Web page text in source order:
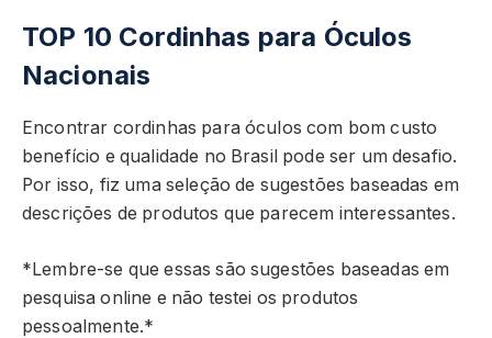
TOP 10 Cordinhas para Óculos
Nacionais
Encontrar cordinhas para óculos com bom custo
benefício e qualidade no Brasil pode ser um desafio.
Por isso, fiz uma seleção de sugestões baseadas em
descrições de produtos que parecem interessantes.
*Lembre-se que essas são sugestões baseadas em
pesquisa online e não testei os produtos
pessoalmente.*